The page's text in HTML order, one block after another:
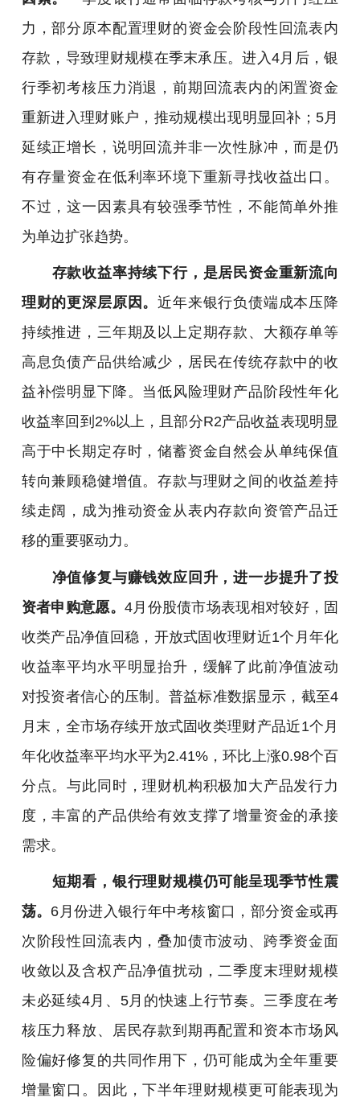
力，部分原本配置理财的资金会阶段性回流表内
存款，导致理财规模在季末承压。进入4月后，银
行季初考核压力消退，前期回流表内的闲置资金
重新进入理财账户，推动规模出现明显回补；5月
延续正增长，说明回流并非一次性脉冲，而是仍
有存量资金在低利率环境下重新寻找收益出口。
不过，这一因素具有较强季节性，不能简单外推
为单边扩张趋势。
存款收益率持续下行，是居民资金重新流向
理财的更深层原因。近年来银行负债端成本压降
持续推进，三年期及以上定期存款、大额存单等
高息负债产品供给减少，居民在传统存款中的收
益补偿明显下降。当低风险理财产品阶段性年化
收益率回到2%以上，且部分R2产品收益表现明显
高于中长期定存时，储蓄资金自然会从单纯保值
转向兼顾稳健增值。存款与理财之间的收益差持
续走阔，成为推动资金从表内存款向资管产品迁
移的重要驱动力。
净值修复与赚钱效应回升，进一步提升了投
资者申购意愿。 4月份股债市场表现相对较好，固
收类产品净值回稳，开放式固收理财近1个月年化
收益率平均水平明显抬升，缓解了此前净值波动
对投资者信心的压制。普益标准数据显示，截至4
月末，全市场存续开放式固收类理财产品近1个月
年化收益率平均水平为2.41%，环比上涨0.98个百
分点。与此同时，理财机构积极加大产品发行力
度，丰富的产品供给有效支撑了增量资金的承接
需求。
短期看，银行理财规模仍可能呈现季节性震
荡。 6月份进入银行年中考核窗口，部分资金或再
次阶段性回流表内，叠加债市波动、跨季资金面
收敛以及含权产品净值扰动，二季度末理财规模
未必延续4月、5月的快速上行节奏。三季度在考
核压力释放、居民存款到期再配置和资本市场风
险偏好修复的共同作用下，仍可能成为全年重要
增量窗口。因此，下半年理财规模更可能表现为